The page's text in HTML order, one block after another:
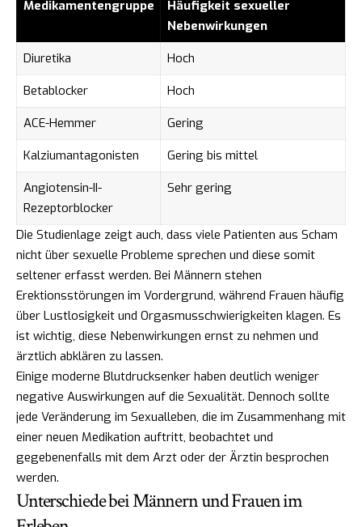
Medikamentengruppe
Häufigkeit sexueller
Nebenwirkungen
Diuretika
Hoch
Betablocker
Hoch
ACE-Hemmer
Gering
Kalziumantagonisten
Gering bis mittel
Angiotensin-II-
Rezeptorblocker
Sehr gering
Die Studienlage zeigt auch, dass viele Patienten aus Scham
nicht über sexuelle Probleme sprechen und diese somit
seltener erfasst werden. Bei Männern stehen
Erektionsstörungen im Vordergrund, während Frauen häufig
über Lustlosigkeit und Orgasmusschwierigkeiten klagen. Es
ist wichtig, diese Nebenwirkungen ernst zu nehmen und
ärztlich abklären zu lassen.
Einige moderne Blutdrucksenker haben deutlich weniger
negative Auswirkungen auf die Sexualität. Dennoch sollte
jede Veränderung im Sexualleben, die im Zusammenhang mit
einer neuen Medikation auftritt, beobachtet und
gegebenenfalls mit dem Arzt oder der Ärztin besprochen
werden.
Unterschiede bei Männern und Frauen im